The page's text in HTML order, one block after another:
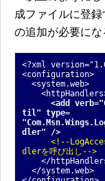
成ファイルに登
の追加が必要にな
<?xml
<configuration>
<system.web>
<add
til" type=
dler" />
<!--
dlerを呼び出し-->
</
</system.web>